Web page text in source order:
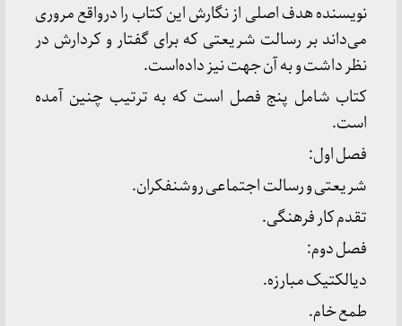
نویسنده هدف اصلی از نگارش این کتاب را درواقع مروری
می‌داند بر رسالت شریعتی که برای گفتار و کردارش در
نظر داشت و به آن جهت نیز داده‌است.
کتاب شامل پنج فصل است که به ترتیب چنین آمده
است.
فصل اول:
شریعتی و رسالت اجتماعی روشنفکران.
تقدم کار فرهنگی.
فصل دوم:
دیالکتیک مبارزه.
طمع خام.